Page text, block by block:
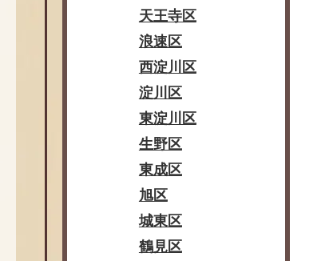
天王寺区
浪速区
西淀川区
淀川区
東淀川区
生野区
東成区
旭区
城東区
鶴見区